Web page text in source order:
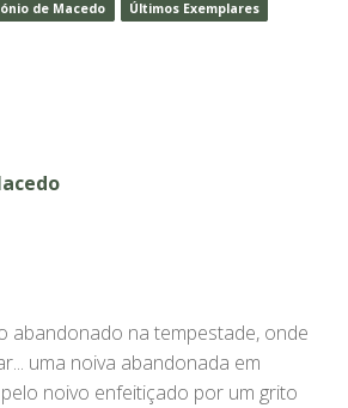
de Macedo
Últimos Exemplares
abandonado na tempestade, onde
uma noiva abandonada em
noivo enfeitiçado por um grito